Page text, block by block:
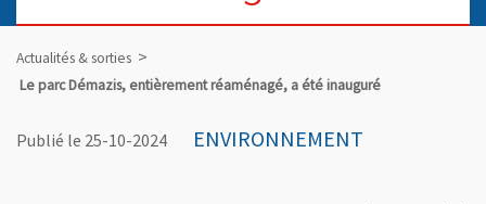
Actualités & sorties
Le parc Démazis, entièrement réaménagé, a été inauguré
Publié le 25-10-2024 ENVIRONNEMENT